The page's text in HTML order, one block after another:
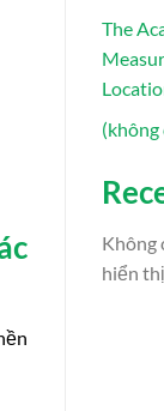
The
(không
Không
hiển